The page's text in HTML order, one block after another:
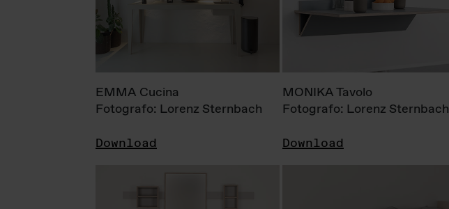
EMMA Cucina
Fotografo: Lorenz Sternbach
Download
MONIKA Tavolo
Fotografo: Lorenz Sternbach
Download